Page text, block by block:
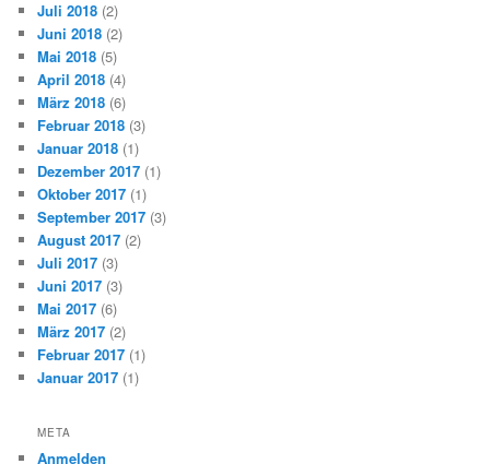
Juli 2018 (2)
Juni 2018 (2)
Mai 2018 (5)
April 2018 (4)
März 2018 (6)
Februar 2018 (3)
Januar 2018 (1)
Dezember 2017 (1)
Oktober 2017 (1)
September 2017 (3)
August 2017 (2)
Juli 2017 (3)
Juni 2017 (3)
Mai 2017 (6)
März 2017 (2)
Februar 2017 (1)
Januar 2017 (1)
META
Anmelden